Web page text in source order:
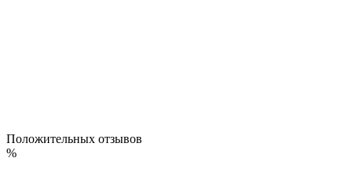
Положительных отзывов
%